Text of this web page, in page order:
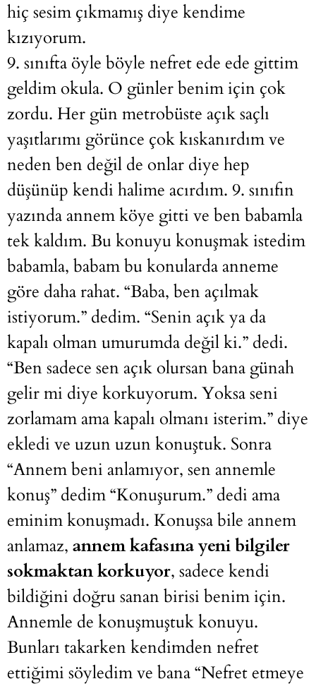
hiç sesim çıkmamış diye kendime
kızıyorum.
9. sınıfta öyle böyle nefret ede ede gittim
geldim okula. O günler benim için çok
zordu. Her gün metrobüste açık saçlı
yaşıtlarımı görünce çok kıskanırdım ve
neden ben değil de onlar diye hep
düşünüp kendi halime acırdım. 9. sınıfın
yazında annem köye gitti ve ben babamla
tek kaldım. Bu konuyu konuşmak istedim
babamla, babam bu konularda anneme
göre daha rahat. “Baba, ben açılmak
istiyorum.” dedim. “Senin açık ya da
kapalı olman umurumda değil ki.” dedi.
“Ben sadece sen açık olursan bana günah
gelir mi diye korkuyorum. Yoksa seni
zorlamam ama kapalı olmanı isterim.” diye
ekledi ve uzun uzun konuştuk. Sonra
“Annem beni anlamıyor, sen annemle
konuş” dedim “Konuşurum.” dedi ama
eminim konuşmadı. Konuşsa bile annem
anlamaz, annem kafasına yeni bilgiler
sokmaktan korkuyor, sadece kendi
bildiğini doğru sanan birisi benim için.
Annemle de konuşmuştuk konuyu.
Bunları takarken kendimden nefret
ettiğimi söyledim ve bana “Nefret etmeye